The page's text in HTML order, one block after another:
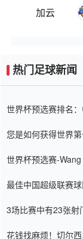
加云
热门足球新闻
世界杯预选赛排名
您是如何获得世界
世界杯预选赛-
最佳中国超级联赛
3场比赛中有23张射
花钱找麻烦！切尔